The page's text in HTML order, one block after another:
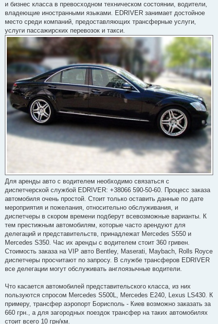
н
я
и бизнес класса в превосходном техническом состоянии, водители,
владеющие иностранными языками. EDRIVER занимает достойное
место среди компаний, предоставляющих трансферные услуги,
услуги пассажирских перевозок и такси.
Для аренды авто с водителем необходимо связаться с
диспетчерской службой EDRIVER: +38066 590-50-60. Процесс заказа
автомобиля очень простой. Стоит только оставить данные по дате
мероприятия и пожелания, относительно обслуживания, и
диспетчеры в скором времени подберут всевозможные варианты. К
тем престижным автомобилям, которые часто арендуют для
делегаций и представительств, принадлежат Mercedes S550 и
Mercedes S350. Час их аренды с водителем стоит 360 гривен.
Стоимость заказа на VIP авто Bentley, Maserati, Maybach, Rolls Royce
диспетчеры просчитают по запросу. В службе трансферов EDRIVER
все делегации могут обслуживать англоязычные водители.
Что касается автомобилей представительского класса, из них
пользуются спросом Mercedes S500L, Mercedes E240, Lexus LS430. К
примеру, трансфер аэропорт Борисполь - Киев возможно заказать за
660 грн., а для загородных поездок трансфер на таких автомобилях
стоит всего 10 грн/км.